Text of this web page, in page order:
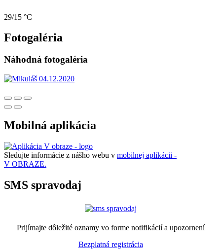
29/15 °C
Fotogaléria
Náhodná fotogaléria
Mobilná aplikácia
Sledujte informácie z nášho webu v mobilnej aplikácii -
V OBRAZE.
SMS spravodaj
Prijímajte dôležité oznamy vo forme notifikácií a upozornení
Bezplatná registrácia